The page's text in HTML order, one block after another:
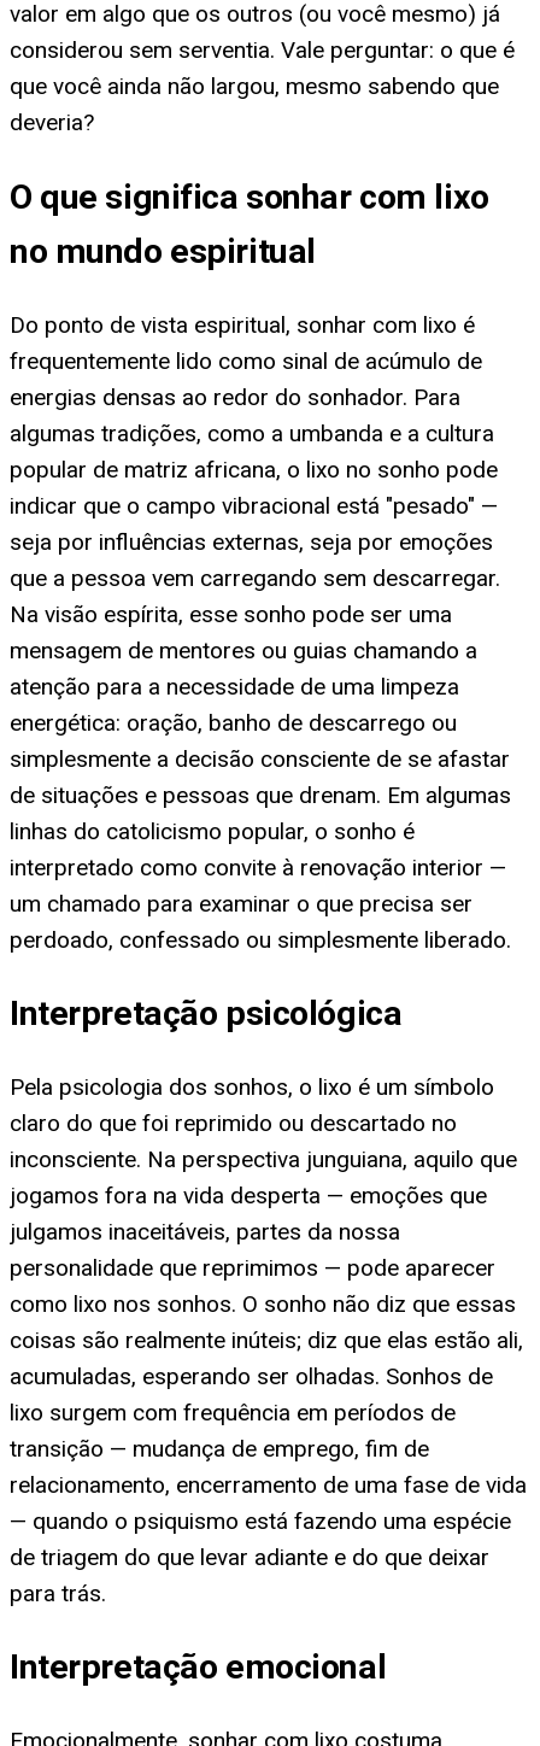
valor em algo que os outros (ou você mesmo) já
considerou sem serventia. Vale perguntar: o que é
que você ainda não largou, mesmo sabendo que
deveria?
O que significa sonhar com lixo
no mundo espiritual
Do ponto de vista espiritual, sonhar com lixo é
frequentemente lido como sinal de acúmulo de
energias densas ao redor do sonhador. Para
algumas tradições, como a umbanda e a cultura
popular de matriz africana, o lixo no sonho pode
indicar que o campo vibracional está "pesado" —
seja por influências externas, seja por emoções
que a pessoa vem carregando sem descarregar.
Na visão espírita, esse sonho pode ser uma
mensagem de mentores ou guias chamando a
atenção para a necessidade de uma limpeza
energética: oração, banho de descarrego ou
simplesmente a decisão consciente de se afastar
de situações e pessoas que drenam. Em algumas
linhas do catolicismo popular, o sonho é
interpretado como convite à renovação interior —
um chamado para examinar o que precisa ser
perdoado, confessado ou simplesmente liberado.
Interpretação psicológica
Pela psicologia dos sonhos, o lixo é um símbolo
claro do que foi reprimido ou descartado no
inconsciente. Na perspectiva junguiana, aquilo que
jogamos fora na vida desperta — emoções que
julgamos inaceitáveis, partes da nossa
personalidade que reprimimos — pode aparecer
como lixo nos sonhos. O sonho não diz que essas
coisas são realmente inúteis; diz que elas estão ali,
acumuladas, esperando ser olhadas. Sonhos de
lixo surgem com frequência em períodos de
transição — mudança de emprego, fim de
relacionamento, encerramento de uma fase de vida
— quando o psiquismo está fazendo uma espécie
de triagem do que levar adiante e do que deixar
para trás.
Interpretação emocional